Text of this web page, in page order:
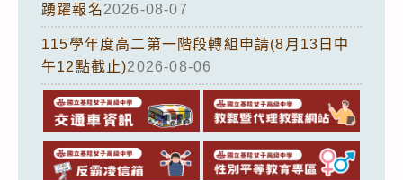
踴躍報名2026-08-07
115學年度高二第一階段轉組申請(8月13日中
午12點截止)2026-08-06